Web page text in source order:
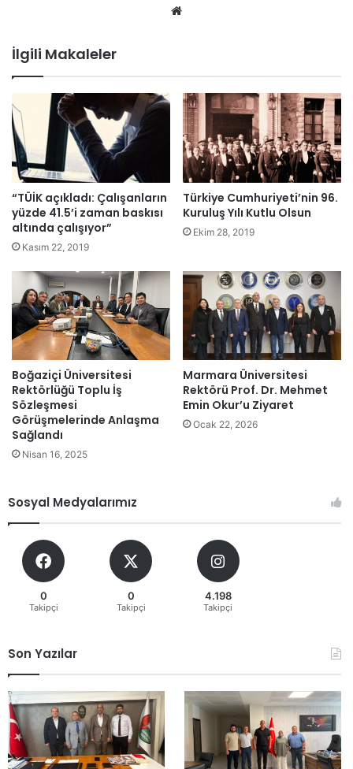
İlgili Makaleler
“TÜİK açıkladı: Çalışanların
yüzde 41.5’i zaman baskısı
altında çalışıyor”
Kasım 22, 2019
Türkiye Cumhuriyeti’nin 96.
Kuruluş Yılı Kutlu Olsun
Ekim 28, 2019
Boğaziçi Üniversitesi
Rektörlüğü Toplu İş
Sözleşmesi
Görüşmelerinde Anlaşma
Sağlandı
Nisan 16, 2025
Marmara Üniversitesi
Rektörü Prof. Dr. Mehmet
Emin Okur’u Ziyaret
Ocak 22, 2026
Sosyal Medyalarımız
0
Takipçi
0
Takipçi
4.198
Takipçi
Son Yazılar